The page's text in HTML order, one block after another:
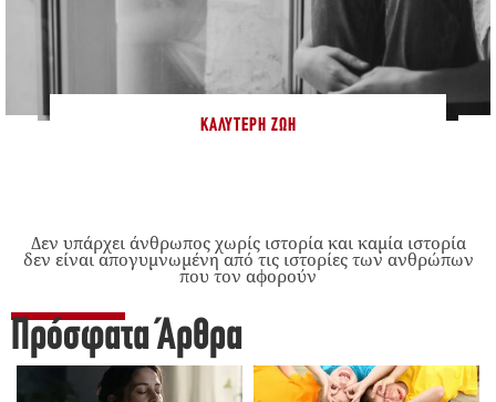
ΚΑΛΎΤΕΡΗ ΖΩΉ
Δεν υπάρχει άνθρωπος χωρίς ιστορία και καμία ιστορία
δεν είναι απογυμνωμένη από τις ιστορίες των ανθρώπων
που τον αφορούν
Πρόσφατα Άρθρα